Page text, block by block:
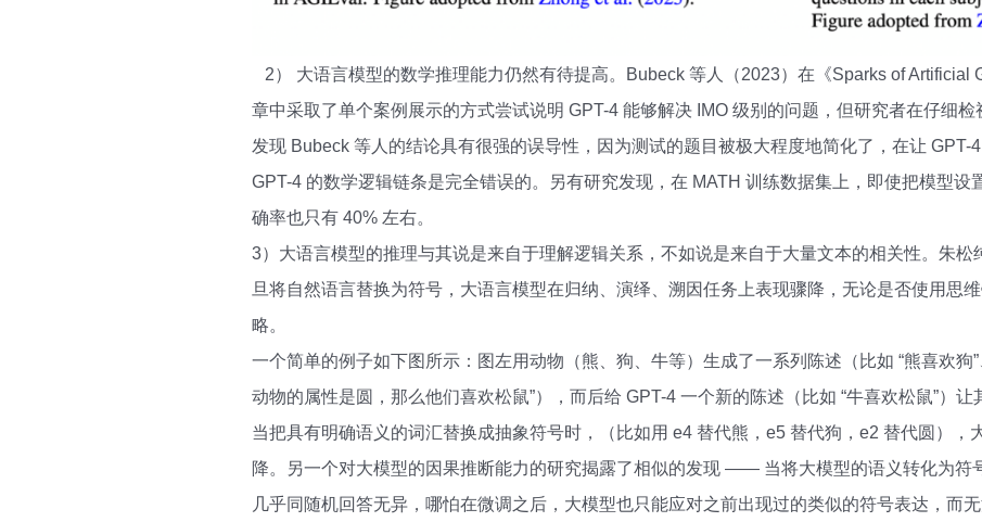
2） 大语言模型的数学推理能力仍然有待提高。Bubeck 等人（2023）在《Sparks of Artificial
章中采取了单个案例展示的方式尝试说明 GPT-4 能够解决 IMO 级别的问题，但研究者在仔细
发现 Bubeck 等人的结论具有很强的误导性，因为测试的题目被极大程度地简化了，在让 GPT-4
GPT-4 的数学逻辑链条是完全错误的。另有研究发现，在 MATH 训练数据集上，即使把模型设
确率也只有 40% 左右。
3）大语言模型的推理与其说是来自于理解逻辑关系，不如说是来自于大量文本的相关性。朱松
旦将自然语言替换为符号，大语言模型在归纳、演绎、溯因任务上表现骤降，无论是否使用思
略。
一个简单的例子如下图所示：图左用动物（熊、狗、牛等）生成了一系列陈述（比如 “熊喜欢狗”
动物的属性是圆，那么他们喜欢松鼠”），而后给 GPT-4 一个新的陈述（比如 “牛喜欢松鼠”）
当把具有明确语义的词汇替换成抽象符号时，（比如用 e4 替代熊，e5 替代狗，e2 替代圆），
降。另一个对大模型的因果推断能力的研究揭露了相似的发现 —— 当将大模型的语义转化为符
几乎同随机回答无异，哪怕在微调之后，大模型也只能应对之前出现过的类似的符号表达，而无